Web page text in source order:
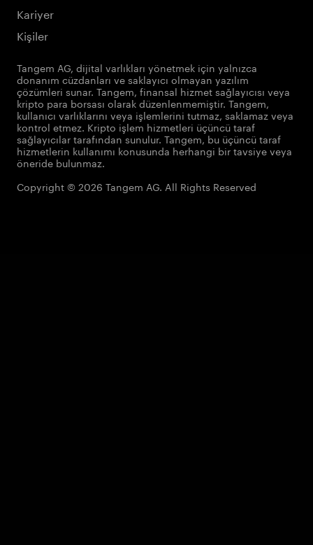
Kariyer
Kişiler
Tangem AG, dijital varlıkları yönetmek için yalnızca
donanım cüzdanları ve saklayıcı olmayan yazılım
çözümleri sunar. Tangem, finansal hizmet sağlayıcısı veya
kripto para borsası olarak düzenlenmemiştir. Tangem,
kullanıcı varlıklarını veya işlemlerini tutmaz, saklamaz veya
kontrol etmez. Kripto işlem hizmetleri üçüncü taraf
sağlayıcılar tarafından sunulur. Tangem, bu üçüncü taraf
hizmetlerin kullanımı konusunda herhangi bir tavsiye veya
öneride bulunmaz.